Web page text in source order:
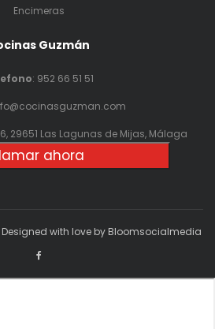
Encimeras
Guzmán
: 952 66 51 51
29651 Las Lagunas de Mijas, Málaga
ahora
with love by Bloomsocialmedia